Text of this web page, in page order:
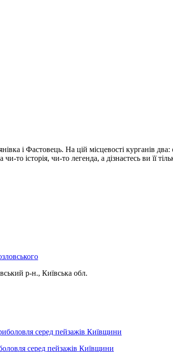
і Фастовець. На цій місцевості курганів
то історія, чи-то легенда, а дізнаєтесь ви її
р-н., Київська обл.
серед пейзажів Київщини